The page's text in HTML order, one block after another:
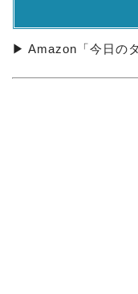
▶ Amazon「今日の